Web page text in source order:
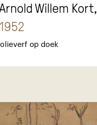
Willem Kort,
olieverf op doek